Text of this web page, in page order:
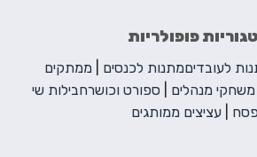
פופולריות
לעובדיםמתנות לכנסים
ממתקים
משחקי מנהלים ספורט וכושרחבילות שי
עציצים ממותגים